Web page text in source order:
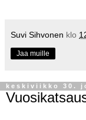
Suvi Sihvonen klo
Jaa muille
keskiviikko 30.